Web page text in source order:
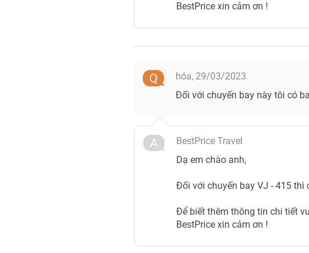
BestPrice xin cảm ơn !
hóa, 29/03/2023
Đối với chuyến bay này tôi có
BestPrice Travel
Dạ em chào anh,
Đối với chuyến bay VJ - 415 thì
Để biết thêm thông tin chi tiết
BestPrice xin cảm ơn !